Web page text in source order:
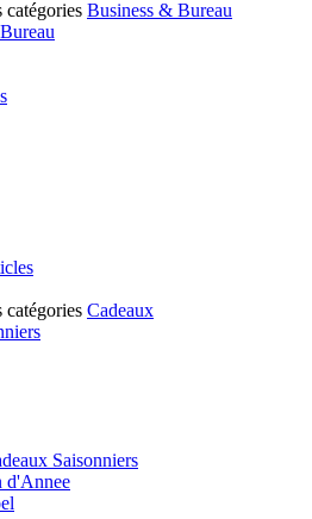
catégories Business & Bureau
catégories Cadeaux
Saisonniers
d'Annee